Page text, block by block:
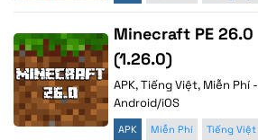
Minecraft PE 26.0
(1.26.0)
APK, Tiếng Việt, Miễn Phí -
Android/iOS
APK Miễn Phí Tiếng Việt